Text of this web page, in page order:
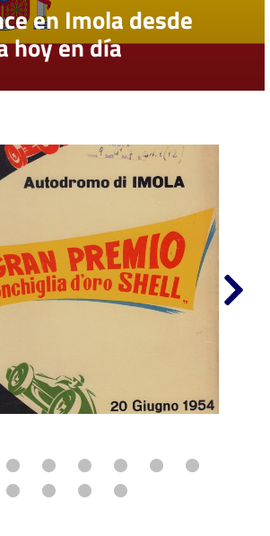
en Imola desde
hoy en día